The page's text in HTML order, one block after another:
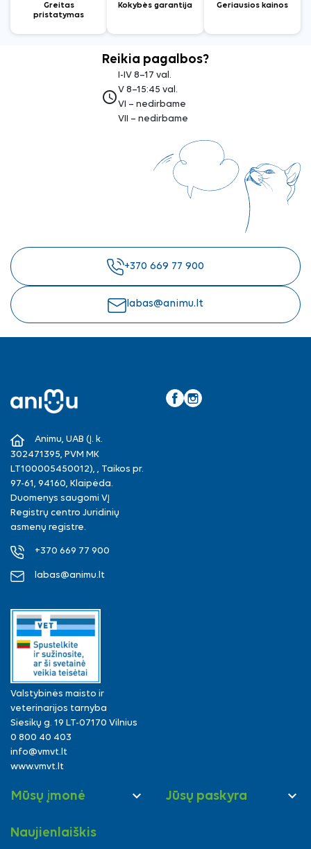
Greitas
pristatymas
Kokybės garantija Geriausios kainos
Reikia pagalbos?
access_time
I-IV 8–17 val.
V 8–15:45 val.
VI – nedirbame
VII – nedirbame
+370 669 77 900
labas@animu.lt
Animu, UAB (Į. k.
302471395, PVM MK
LT100005450012), , Taikos pr.
97-61, 94160, Klaipėda.
Duomenys saugomi VĮ
Registrų centro Juridinių
asmenų registre.
+370 669 77 900
labas@animu.lt
Valstybinės maisto ir
veterinarijos tarnyba
Siesikų g. 19 LT-07170 Vilnius
0 800 40 403
info@vmvt.lt
www.vmvt.lt
Mūsų įmonė  Jūsų paskyra 
Naujienlaiškis